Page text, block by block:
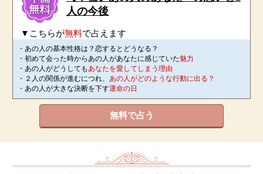
人の今後
▼こちらが無料で占えます
・あの人の基本性格は？恋するとどうなる？
・初めて会った時からあの人があなたに感じていた魅力
・あの人がどうしてもあなたを愛してしまう理由
・２人の関係が進むにつれ、あの人がどのような行動に出る？
・あの人が大きな決断を下す運命の日
無料で占う